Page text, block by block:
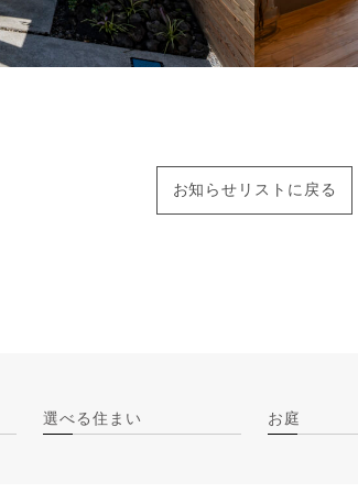
お知らせリストに戻る
選べる住まい お庭